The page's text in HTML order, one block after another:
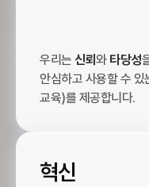
우리는 신뢰와 타당성
안심하고 사용할 수 있
교육)를 제공합니다.
혁신